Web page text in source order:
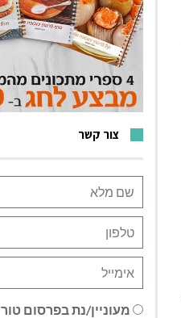
צור קשר
מעוניין/נת בפרסום טור